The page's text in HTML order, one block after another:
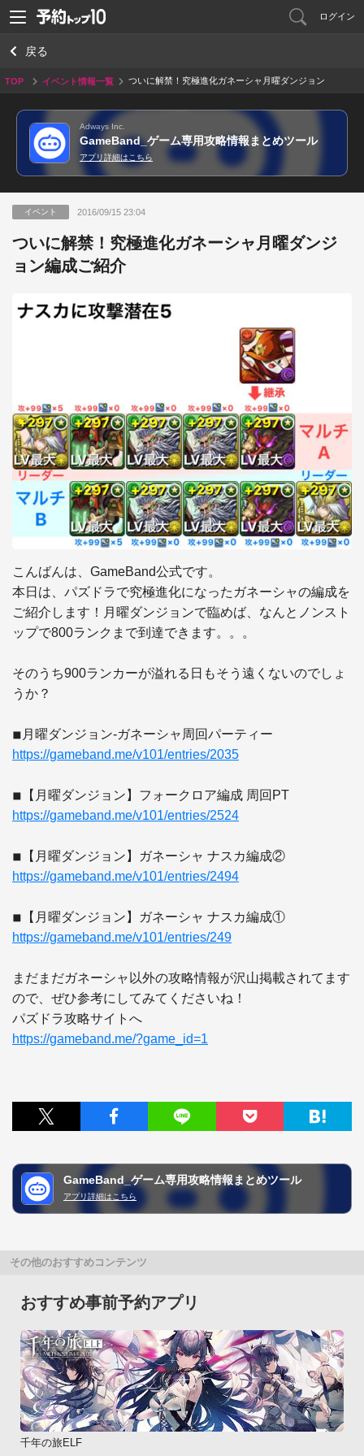
ログイン
戻る
TOP イベント情報一覧
ついに解禁！究極進化ガネーシャ月曜ダンジョン
Adways Inc.
GameBand_ゲーム専用攻略情報まとめツール
アプリ詳細はこちら
イベント 2016/09/15 23:04
ついに解禁！究極進化ガネーシャ月曜ダンジ
ョン編成ご紹介
こんばんは、GameBand公式です。
本日は、パズドラで究極進化になったガネーシャの編成を
ご紹介します！月曜ダンジョンで臨めば、なんとノンスト
ップで800ランクまで到達できます。。。
そのうち900ランカーが溢れる日もそう遠くないのでしょ
うか？
https://gameband.me/v101/entries/2035
https://gameband.me/v101/entries/2524
https://gameband.me/v101/entries/2494
https://gameband.me/v101/entries/249
まだまだガネーシャ以外の攻略情報が沢山掲載されてます
ので、ぜひ参考にしてみてくださいね！
https://gameband.me/?game_id=1
GameBand_ゲーム専用攻略情報まとめツール
アプリ詳細はこちら
その他のおすすめコンテンツ
おすすめ事前予約アプリ
千年の旅ELF